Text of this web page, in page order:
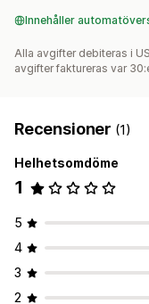
Innehåller
Alla avgifter debiteras i
avgifter faktureras var
Recensioner (1)
Helhetsomdöme
1
5
4
3
2